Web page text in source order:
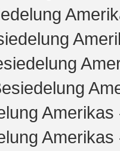
Amerikas
Amerikas